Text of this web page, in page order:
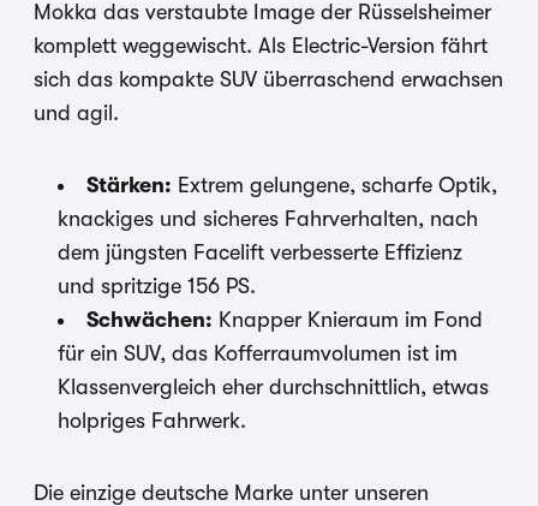
Mokka das verstaubte Image der Rüsselsheimer
komplett weggewischt. Als Electric-Version fährt
sich das kompakte SUV überraschend erwachsen
und agil.
Stärken: Extrem gelungene, scharfe Optik,
knackiges und sicheres Fahrverhalten, nach
dem jüngsten Facelift verbesserte Effizienz
und spritzige 156 PS.
Schwächen: Knapper Knieraum im Fond
für ein SUV, das Kofferraumvolumen ist im
Klassenvergleich eher durchschnittlich, etwas
holpriges Fahrwerk.
Die einzige deutsche Marke unter unseren